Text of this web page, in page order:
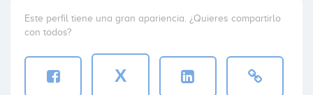
Este perfil tiene una gran apariencia. ¿Quieres compartirlo
con todos?
X